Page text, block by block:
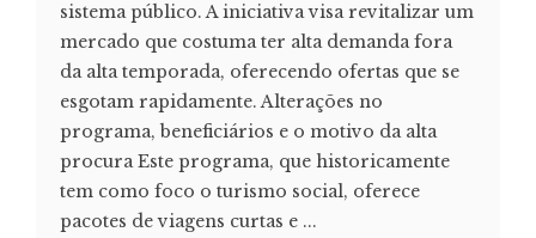
sistema público. A iniciativa visa revitalizar um
mercado que costuma ter alta demanda fora
da alta temporada, oferecendo ofertas que se
esgotam rapidamente. Alterações no
programa, beneficiários e o motivo da alta
procura Este programa, que historicamente
tem como foco o turismo social, oferece
pacotes de viagens curtas e ...